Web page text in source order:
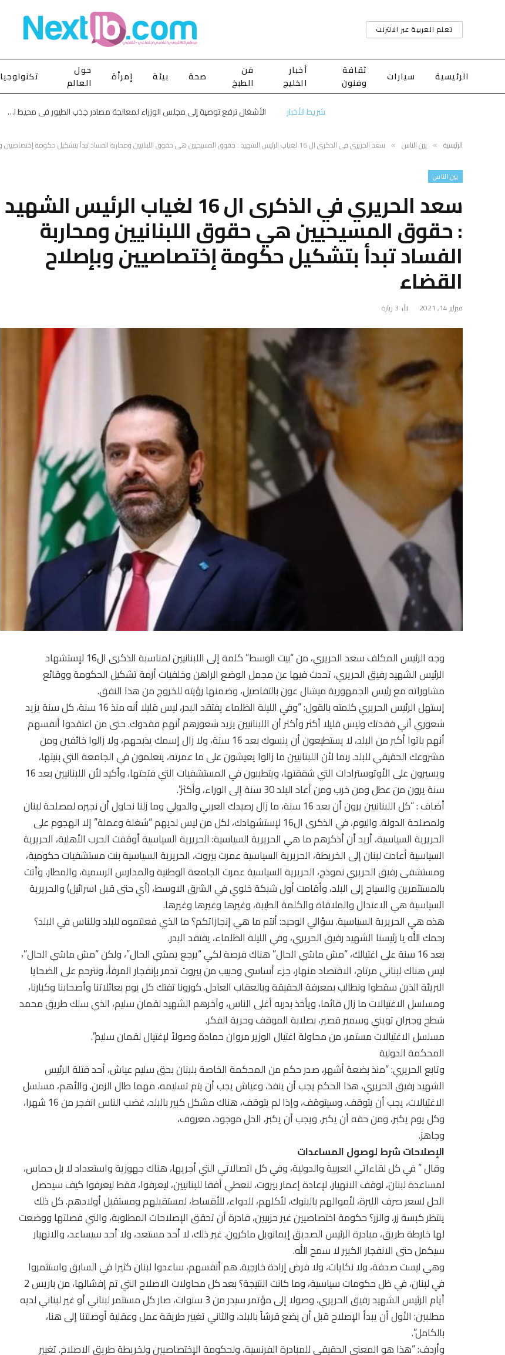
تعلم العربية عبر الانترنت
الرئيسية سيارات
ثقافة
وفنون
أخبار
الخليج
فن
الطبخ
صحة بيئة إمرأة
حول
العالم
تكنولوجيا
شريط الأخبار الأشغال ترفع توصية إلى مجلس الوزراء لمعالجة مصادر جذب الطيور في محيط المطار وتعزيز سلامة الملاحة الجوية
الرئيسية » بين الناس » سعد الحريري في الذكرى ال 16 لغياب الرئيس الشهيد : حقوق المسيحيين هي حقوق اللبنانيين ومحاربة الفساد تبدأ بتشكيل حكومة إختصاصيين وبإصلاح القضاء
بين الناس
سعد الحريري في الذكرى ال 16 لغياب الرئيس الشهيد
: حقوق المسيحيين هي حقوق اللبنانيين ومحاربة
الفساد تبدأ بتشكيل حكومة إختصاصيين وبإصلاح
القضاء
فبراير 14, 2021 3 زيارة
وجه الرئيس المكلف سعد الحريري، من “بيت الوسط” كلمة إلى اللبنانيين لمناسبة الذكرى ال16 لإستشهاد
الرئيس الشهيد رفيق الحريري، تحدث فيها عن مجمل الوضع الراهن وخلفيات أزمة تشكيل الحكومة ووقائع
مشاوراته مع رئيس الجمهورية ميشال عون بالتفاصيل، وضمنها رؤيته للخروج من هذا النفق.
إستهل الرئيس الحريري كلمته بالقول: “وفي الليلة الظلماء يفتقد البدر، ليس قليلا أنه منذ 16 سنة، كل سنة يزيد
شعوري أني فقدتك وليس قليلا أكثر وأكثر أن اللبنانيين يزيد شعورهم أنهم فقدوك. حتى من اعتقدوا أنفسهم
أنهم باتوا أكبر من البلد، لا يستطيعون أن ينسوك بعد 16 سنة، ولا زال إسمك يذبحهم، ولا زالوا خائفين ومن
مشروعك الحقيقي للبلد. ربما لأن اللبنانيين ما زالوا يعيشون على ما عمرته، يتعلمون في الجامعة التي بنيتها،
ويسيرون على الأوتوسترادات التي شققتها، ويتطببون في المستشفيات التي فتحتها، وأكيد لأن اللبنانيين بعد 16
سنة يرون من عطل ومن خرب ومن أعاد البلد 30 سنة إلى الوراء، وأكثر”.
أضاف : “كل اللبنانيين يرون أن بعد 16 سنة، ما زال رصيدك العربي والدولي وما زلنا نحاول أن نجيره لمصلحة لبنان
ولمصلحة الدولة. واليوم، في الذكرى ال16 لإستشهادك، لكل من ليس لديهم “شغلة وعملة” إلا الهجوم على
الحريرية السياسية، أريد أن أذكرهم ما هي الحريرية السياسية: الحريرية السياسية أوقفت الحرب الأهلية، الحريرية
السياسية أعادت لبنان إلى الخريطة، الحريرية السياسية عمرت بيروت، الحريرية السياسية بنت مستشفيات حكومية،
ومستشفى رفيق الحريري نموذج، الحريرية السياسية عمرت الجامعة الوطنية والمدارس الرسمية، والمطار، وأتت
بالمستثمرين والسياح إلى البلد، وأقامت أول شبكة خلوي في الشرق الاوسط، (أي حتى قبل اسرائيل) والحريرية
السياسية هي الاعتدال والملاقاة والكلمة الطيبة، وغيرها وغيرها وغيرها.
هذه هي الحريرية السياسية. سؤالي الوحيد: أنتم ما هي إنجازاتكم؟ ما الذي فعلتموه للبلد وللناس في البلد؟
رحمك الله يا رئيسنا الشهيد رفيق الحريري، وفي الليلة الظلماء، يفتقد البدر.
بعد 16 سنة على اغتيالك، “مش ماشي الحال” هناك فرصة لكي “يرجع يمشي الحال”، ولكن “مش ماشي الحال”،
ليس هناك لبناني مرتاح، الاقتصاد منهار، جزء أساسي وحبيب من بيروت تدمر بإنفجار المرفأ، ونترحم على الضحايا
البريئة الذين سقطوا ونطالب بمعرفة الحقيقة وبالعقاب العادل. كورونا تفتك كل يوم بعائلاتنا وأصحابنا وكبارنا،
ومسلسل الاغتيالات ما زال قائما، ويأخذ بدربه أغلى الناس، وآخرهم الشهيد لقمان سليم، الذي سلك طريق محمد
شطح وجبران تويني وسمير قصير، بصلابة الموقف وحرية الفكر.
مسلسل الاغتيالات مستمر، من محاولة اغتيال الوزير مروان حمادة وصولاً لإغتيال لقمان سليم”.
المحكمة الدولية
وتابع الحريري: “منذ بضعة أشهر، صدر حكم من المحكمة الخاصة بلبنان بحق سليم عياش، أحد قتلة الرئيس
الشهيد رفيق الحريري، هذا الحكم يجب أن ينفذ، وعياش يجب أن يتم تسليمه، مهما طال الزمن. والأهم، مسلسل
الاغتيالات، يجب أن يتوقف. وسيتوقف، وإذا لم يتوقف، هناك مشكل كبير بالبلد، غضب الناس انفجر من 16 شهرا،
وكل يوم يكبر، ومن حقه أن يكبر، ويجب أن يكبر، الحل موجود، معروف،
وجاهز.
الإصلاحات شرط لوصول المساعدات
وقال ” في كل لقاءاتي العربية والدولية، وفي كل اتصالاتي التي أجريها، هناك جهوزية واستعداد لا بل حماس،
لمساعدة لبنان، لوقف الانهيار، لإعادة إعمار بيروت، لنعطي أفقا للبنانيين، ليعرفوا، فقط ليعرفوا كيف سيحصل
الحل لسعر صرف الليرة، لأموالهم بالبنوك، لأكلهم، للدواء، للأقساط، لمستقبلهم ومستقبل أولادهم. كل ذلك
ينتظر كبسة زر، والزر؟ حكومة اختصاصيين غير حزبيين، قادرة أن تحقق الإصلاحات المطلوبة، والتي فصلتها ووضعت
لها خارطة طريق، مبادرة الرئيس الصديق إيمانويل ماكرون. غير ذلك، لا أحد مستعد، ولا أحد سيساعد، والانهيار
سيكمل حتى الانفجار الكبير لا سمح الله.
وهي ليست صدفة، ولا نكايات، ولا فرض إرادة خارجية. هم أنفسهم، ساعدوا لبنان كثيرا في السابق واستثمروا
في لبنان، في ظل حكومات سياسية، وما كانت النتيجة؟ بعد كل محاولات الاصلاح التي تم إفشالها، من باريس 2
أيام الرئيس الشهيد رفيق الحريري، وصولا إلى مؤتمر سيدر من 3 سنوات، صار كل مستثمر لبناني أو غير لبناني لديه
مطلبين: الأول أن يبدأ الإصلاح قبل أن يضع قرشاً بالبلد، والثاني تغيير طريقة عمل وعقلية أوصلتنا إلى هنا،
بالكامل”.
وأردف: “هذا هو المعنى الحقيقي للمبادرة الفرنسية، ولحكومة الإختصاصيين ولخريطة طريق الاصلاح. تغيير